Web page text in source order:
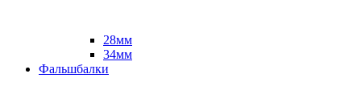
28мм
34мм
Фальшбалки